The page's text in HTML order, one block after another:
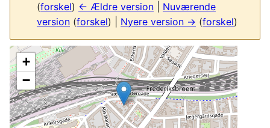
(forskel) ← Ældre version
Nuværende
version (forskel) | Nyere version → (forskel)
+
−